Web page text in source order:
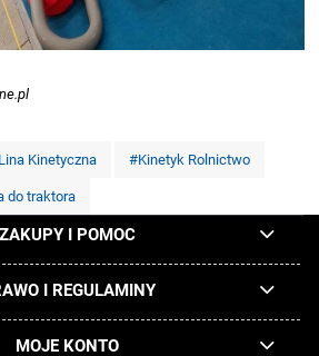
Kinetyczna #Kinetyk Rolnictwo
do traktora
ZAKUPY I POMOC
I REGULAMINY
MOJE KONTO